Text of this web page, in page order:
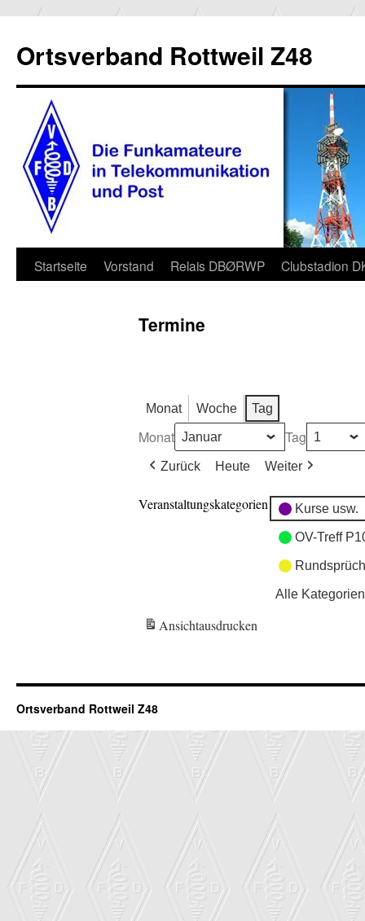
Ortsverband Rottweil Z48
Zum
Startseite Vorstand Relais DBØRWP Clubstadion
Termine
Monat Woche Tag
Monat Tag
Zurück Heute Weiter
Veranstaltungskategorien Kurse usw.
OV-Treff
Alle Kategorien
Ansichtausdrucken
Ortsverband Rottweil Z48